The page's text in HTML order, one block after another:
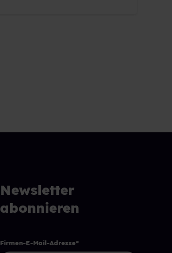
Newsletter
abonnieren
Firmen-E-Mail-Adresse*